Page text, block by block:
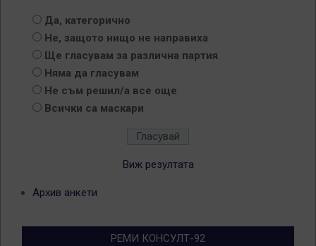
Да, категорично
Не, защото нищо не направиха
Ще гласувам за различна партия
Няма да гласувам
Не съм решил/а все още
Всички са маскари
Виж резултата
Архив анкети
РЕМИ КОНСУЛТ-92